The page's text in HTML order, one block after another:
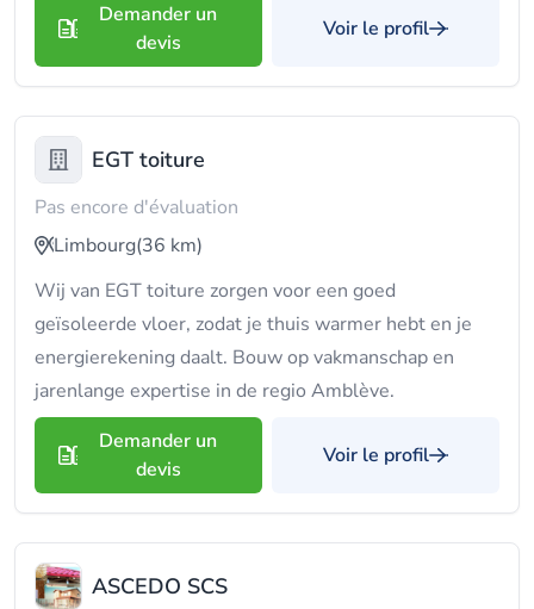
Demander un
devis
Voir le profil
EGT toiture
Pas encore d'évaluation
Limbourg(36 km)
Wij van EGT toiture zorgen voor een goed
geïsoleerde vloer, zodat je thuis warmer hebt en je
energierekening daalt. Bouw op vakmanschap en
jarenlange expertise in de regio Amblève.
Demander un
devis
Voir le profil
ASCEDO SCS